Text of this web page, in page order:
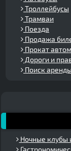
Троллейбусы
Трамваи
Поезда
Продажа
Прокат
Дороги и
Поиск аренды
Ночные клубы